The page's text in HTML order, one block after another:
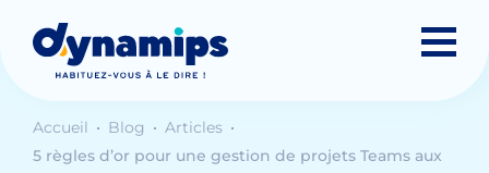
Accueil Blog
Articles
5 règles d’or pour une gestion de projets Teams aux